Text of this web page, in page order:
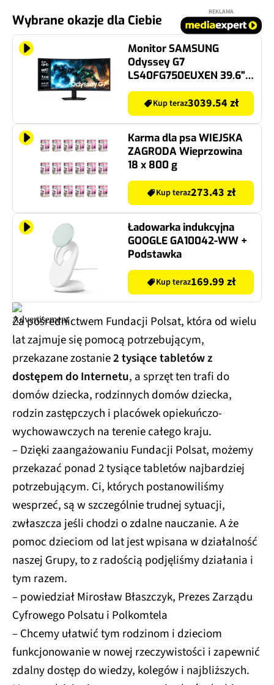
Wybrane okazje dla Ciebie
REKLAMA
Monitor SAMSUNG
Odyssey G7
LS40FG750EUXEN 39.6"
5120x2160px 180Hz 1 ms
[GTG] Curved
Kup teraz3039.54 zł
Karma dla psa WIEJSKA
ZAGRODA Wieprzowina
18 x 800 g
Kup teraz273.43 zł
Ładowarka indukcyjna
GOOGLE GA10042-WW +
Podstawka
Kup teraz169.99 zł
Za pośrednictwem Fundacji Polsat, która od wielu
lat zajmuje się pomocą potrzebującym,
przekazane zostanie2 tysiące tabletów z
dostępem do Internetu, a sprzęt ten trafi do
domów dziecka, rodzinnych domów dziecka,
rodzin zastępczych i placówek opiekuńczo-
wychowawczych na terenie całego kraju.
– Dzięki zaangażowaniu Fundacji Polsat, możemy
przekazać ponad 2 tysiące tabletów najbardziej
potrzebującym. Ci, których postanowiliśmy
wesprzeć, są w szczególnie trudnej sytuacji,
zwłaszcza jeśli chodzi o zdalne nauczanie. A że
pomoc dzieciom od lat jest wpisana w działalność
naszej Grupy, to z radością podjęliśmy działania i
tym razem.
– powiedział Mirosław Błaszczyk, Prezes Zarządu
Cyfrowego Polsatu i Polkomtela
– Chcemy ułatwić tym rodzinom i dzieciom
funkcjonowanie w nowej rzeczywistości i zapewnić
zdalny dostęp do wiedzy, kolegów i najbliższych.